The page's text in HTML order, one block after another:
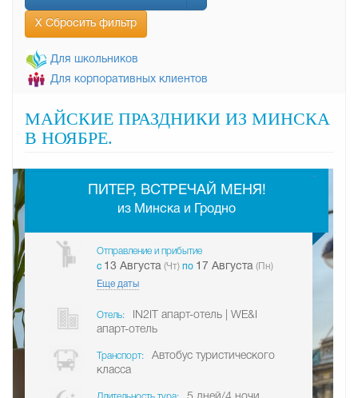
Х Сбросить фильтр
Для школьников
Для корпоративных клиентов
МАЙСКИЕ ПРАЗДНИКИ ИЗ МИНСКА
В НОЯБРЕ.
ПИТЕР, ВСТРЕЧАЙ МЕНЯ!
из Минска и Гродно
Отправление и прибытие
c 13 Августа (Чт) по 17 Августа (Пн)
Еще даты
Отель:
IN2IT апарт-отель | WE&I
апарт-отель
Транспорт:
Автобус туристического
класса
-